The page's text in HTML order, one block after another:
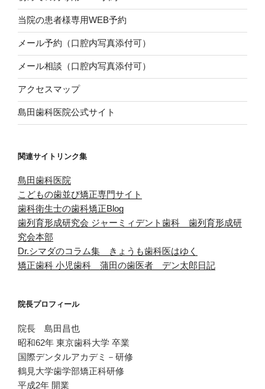
当院の患者様専用WEB予約
メール予約（口腔内写真添付可）
メール相談（口腔内写真添付可）
アクセスマップ
島田歯科医院公式サイト
関連サイトリンク集
島田歯科医院
こどもの歯並び矯正専門サイト
歯科衛生士の歯科矯正Blog
歯列育形成研究会 ジャーミィデント歯科 歯列育形成研
究会本部
Dr.シマダのコラム集 きょうも歯科医はゆく
矯正歯科 小児歯科 蒲田の歯医者 デン太郎日記
院長プロフィール
院長 島田昌也
昭和62年 東京歯科大学 卒業
国際デンタルアカデミ－研修
鶴見大学歯学部矯正科研修
平成2年 開業